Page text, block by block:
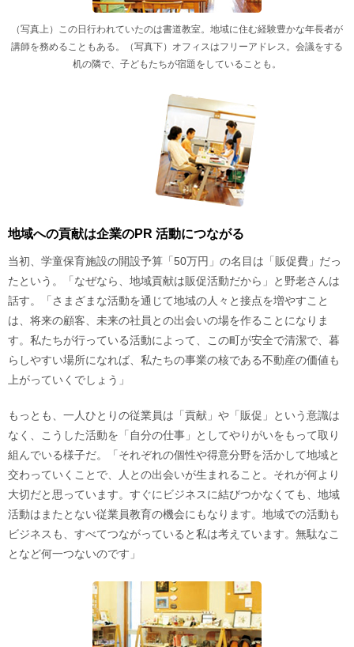
（写真上）この日行われていたのは書道教室。地域に住む経験豊かな年長者が
講師を務めることもある。（写真下）オフィスはフリーアドレス。会議をする
机の隣で、子どもたちが宿題をしていることも。
地域への貢献は企業のPR 活動につながる
当初、学童保育施設の開設予算「50万円」の名目は「販促費」だっ
たという。「なぜなら、地域貢献は販促活動だから」と野老さんは
話す。「さまざまな活動を通じて地域の人々と接点を増やすこと
は、将来の顧客、未来の社員との出会いの場を作ることになりま
す。私たちが行っている活動によって、この町が安全で清潔で、暮
らしやすい場所になれば、私たちの事業の核である不動産の価値も
上がっていくでしょう」
もっとも、一人ひとりの従業員は「貢献」や「販促」という意識は
なく、こうした活動を「自分の仕事」としてやりがいをもって取り
組んでいる様子だ。「それぞれの個性や得意分野を活かして地域と
交わっていくことで、人との出会いが生まれること。それが何より
大切だと思っています。すぐにビジネスに結びつかなくても、地域
活動はまたとない従業員教育の機会にもなります。地域での活動も
ビジネスも、すべてつながっていると私は考えています。無駄なこ
となど何一つないのです」